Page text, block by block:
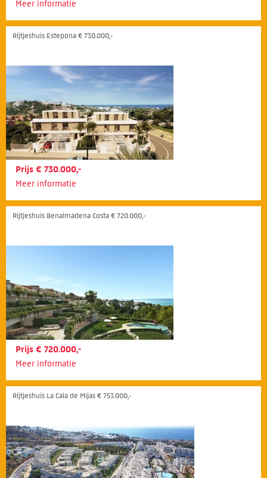
Meer informatie
Rijtjeshuis Estepona € 730.000,-
Prijs € 730.000,-
Meer informatie
Rijtjeshuis Benalmadena Costa € 720.000,-
Prijs € 720.000,-
Meer informatie
Rijtjeshuis La Cala de Mijas € 753.000,-